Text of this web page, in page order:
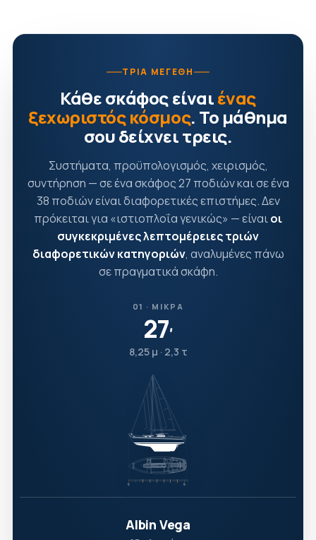
ΤΡΊΑ ΜΕΓΈΘΗ
Κάθε σκάφος είναιένας
ξεχωριστός κόσμος. Το μάθημα
σου δείχνει τρεις.
Συστήματα, προϋπολογισμός, χειρισμός,
συντήρηση — σε ένα σκάφος 27 ποδιών και σε ένα
38 ποδιών είναι διαφορετικές επιστήμες. Δεν
πρόκειται για «ιστιοπλοΐα γενικώς» — είναιοι
συγκεκριμένες λεπτομέρειες τριών
διαφορετικών κατηγοριών, αναλυμένες πάνω
σε πραγματικά σκάφη.
01 · ΜΙΚΡΆ
27′
8,25 μ · 2,3 τ
Albin Vega